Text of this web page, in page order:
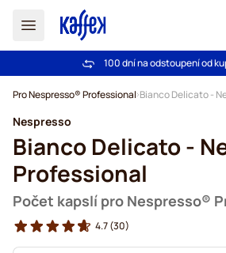
Bezplatná doprava nad
100 dní na odstoupení od
Pro Nespresso® Professional Bianco Delicato -
Nespresso
Bianco Delicato -
Professional
Počet kapslí pro Nespresso®
4.7(30)